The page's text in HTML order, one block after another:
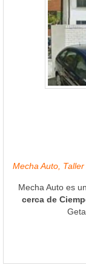
Mecha Auto,
Mecha Auto es un
cerca de